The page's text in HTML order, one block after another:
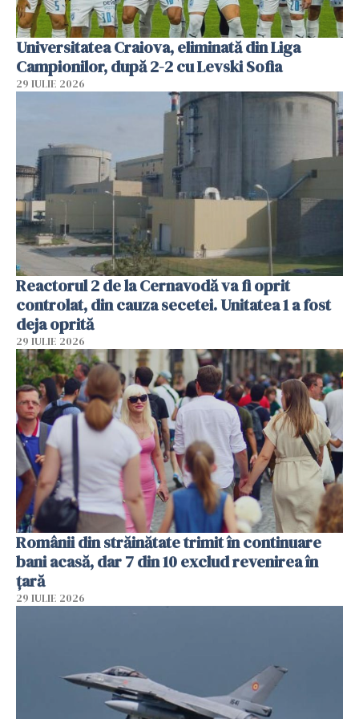
Universitatea Craiova, eliminată din Liga
Campionilor, după 2-2 cu Levski Sofia
29 IULIE 2026
Reactorul 2 de la Cernavodă va fi oprit
controlat, din cauza secetei. Unitatea 1 a fost
deja oprită
29 IULIE 2026
Românii din străinătate trimit în continuare
bani acasă, dar 7 din 10 exclud revenirea în
țară
29 IULIE 2026